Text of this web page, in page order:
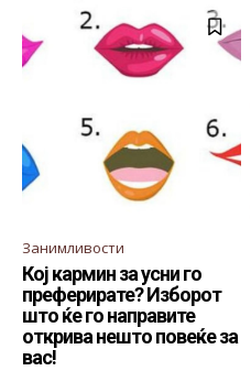
Занимливости
Кој кармин за усни го
преферирате? Изборот
што ќе го направите
открива нешто повеќе за
вас!